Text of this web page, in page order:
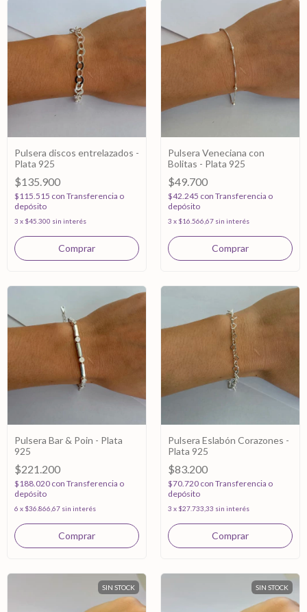
Pulsera discos entrelazados -
Plata 925
$135.900
$115.515 con Transferencia o
depósito
3 x $45.300 sin interés
Pulsera Veneciana con
Bolitas - Plata 925
$49.700
$42.245 con Transferencia o
depósito
3 x $16.566,67 sin interés
Pulsera Bar & Poin - Plata
925
$221.200
$188.020 con Transferencia o
depósito
6 x $36.866,67 sin interés
Pulsera Eslabón Corazones -
Plata 925
$83.200
$70.720 con Transferencia o
depósito
3 x $27.733,33 sin interés
SIN STOCK SIN STOCK